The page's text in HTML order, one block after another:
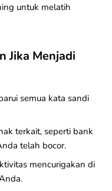
untuk melatih
Jika Menjadi
semua kata sandi
terkait, seperti bank
telah bocor.
mencurigakan di